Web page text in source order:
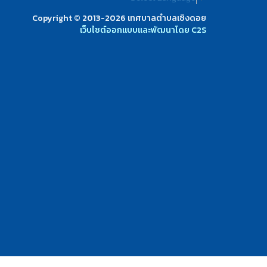
Copyright © 2013-2026 เทศบาลตำบลเชิงดอย
เว็บไซต์ออกแบบและพัฒนาโดย C2S